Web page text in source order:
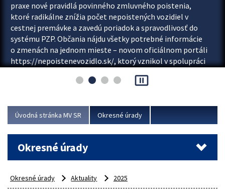
praxe nové pravidlá povinného zmluvného poistenia,
ktoré radikálne znížia počet nepoistených vozidiel v
cestnej premávke a zavedú poriadok a spravodlivosť do
systému PZP. Občania nájdu všetky potrebné informácie
o zmenách na jednom mieste – novom oficiálnom portáli
https://nepoistenevozidlo.sk/, ktorý vznikol v spolupráci
asociácie poisťovní (SLASPO) a Ministerstva vnútra SR.
Viac
pause_presentation
Úvodná stránka MV SR Okresné úrady
Okresné úrady
Okresné úrady Aktuality 2025